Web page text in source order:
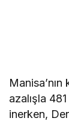
Manisa’nın
azalışla
inerken,